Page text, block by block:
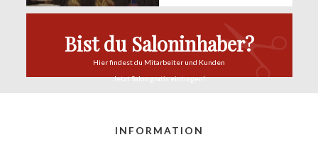
Bist du Saloninhaber?
Hier findest du Mitarbeiter und Kunden
Jetzt Salongratis eintragen!
INFORMATION